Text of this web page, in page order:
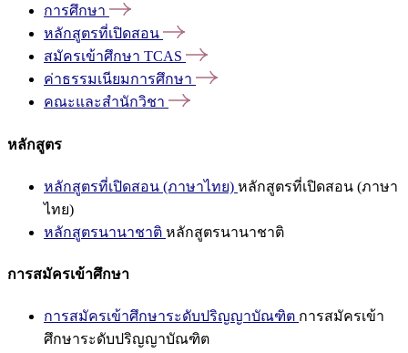
การศึกษา
หลักสูตรที่เปิดสอน
สมัครเข้าศึกษา TCAS
ค่าธรรมเนียมการศึกษา
คณะและสำนักวิชา
หลักสูตร
หลักสูตรที่เปิดสอน (ภาษาไทย) หลักสูตรที่เปิดสอน (ภาษา
ไทย)
หลักสูตรนานาชาติ หลักสูตรนานาชาติ
การสมัครเข้าศึกษา
การสมัครเข้าศึกษาระดับปริญญาบัณฑิต การสมัครเข้า
ศึกษาระดับปริญญาบัณฑิต